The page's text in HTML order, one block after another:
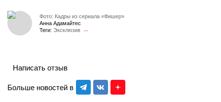
Фото: Кадры из сериала «Фишер»
Анна Адамайтес
Теги: Эксклюзив
Больше новостей в
Написать отзыв